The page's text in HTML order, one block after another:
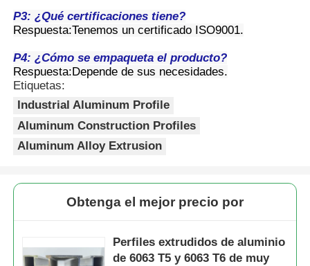
Noticias
Solicitar una cotización
Perfiles de aluminio de extrusión
Perfiles de cocina de aluminio
Perfiles de la ventana de aluminio
puede mantener su rendimiento incluso
cuando se utiliza durante mucho tiempo
exteriores.
4. Aunque es un perfil de alta
admite el ajuste de la estructura del
marco en la etapa posterior, lo que
permite la modificación parcial sin
desmontaje a gran escala.
P3: ¿Qué certificaciones tiene?
Respuesta:Tenemos un certificado ISO9001.
P4: ¿Cómo se empaqueta el producto?
Respuesta:Depende de sus necesidades.
Etiquetas:
Industrial Aluminum Profile
Aluminum Construction Profiles
Aluminum Alloy Extrusion
Obtenga el mejor precio por
Perfiles extrudidos de aluminio
de 6063 T5 y 6063 T6 de muy